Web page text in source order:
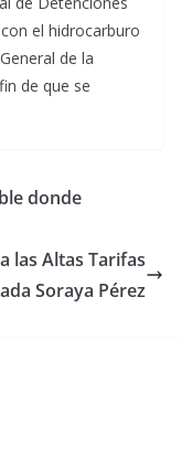
el hidrocarburo
de la
de que se
donde
las Altas Tarifas
Soraya Pérez